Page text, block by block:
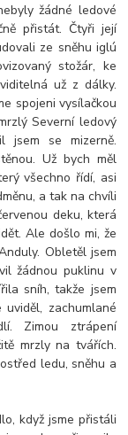
žádné ledové
přistát. Čtyři její
ze sněhu iglú
stožár, ke
už z dálky.
spojeni vysílačkou
Severní ledový
jsem se mizerně.
Už bych měl
všechno řídí, asi
a tak na chvíli
deku, která
Ale došlo mi, že
Obletěl jsem
žádnou puklinu v
sníh, takže jsem
zachumlané
Zimou ztrápení
mrzly na tvářích.
ledu, sněhu a
když jsme přistáli